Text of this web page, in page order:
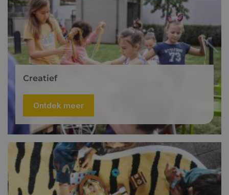
Creatief
Ontdek meer